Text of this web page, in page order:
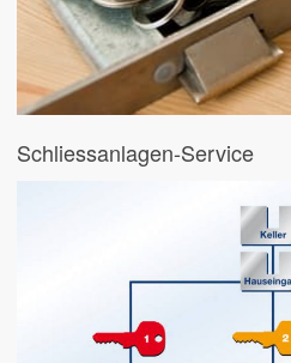
Schliessanlagen-Service